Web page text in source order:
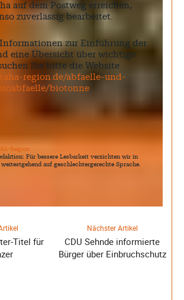
auf dem Postweg erreichen,
zuverlässig bearbeitet.
Informationen zur Einführung der
eine Übersicht über wichtige
Sie bitte die Website
region.de/abfaelle-und-
biotonne
Region
Für bessere Lesbarkeit verzichten wir in
auf geschlechtergerechte Sprache.
Titel für
Nächster Artikel
CDU Sehnde informierte
Bürger über Einbruchschutz